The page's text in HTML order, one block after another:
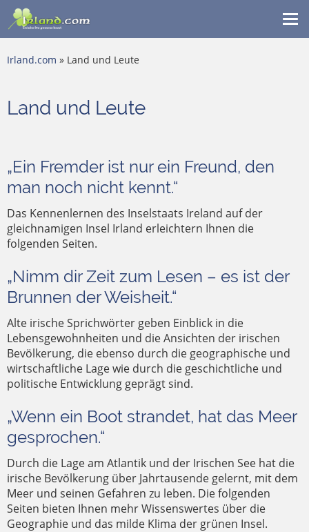
Irland.com » Land und Leute
Land und Leute
„Ein Fremder ist nur ein Freund, den
man noch nicht kennt.“
Das Kennenlernen des Inselstaats Ireland auf der
gleichnamigen Insel Irland erleichtern Ihnen die
folgenden Seiten.
„Nimm dir Zeit zum Lesen – es ist der
Brunnen der Weisheit.“
Alte irische Sprichwörter geben Einblick in die
Lebensgewohnheiten und die Ansichten der irischen
Bevölkerung, die ebenso durch die geographische und
wirtschaftliche Lage wie durch die geschichtliche und
politische Entwicklung geprägt sind.
„Wenn ein Boot strandet, hat das Meer
gesprochen.“
Durch die Lage am Atlantik und der Irischen See hat die
irische Bevölkerung über Jahrtausende gelernt, mit dem
Meer und seinen Gefahren zu leben. Die folgenden
Seiten bieten Ihnen mehr Wissenswertes über die
Geographie und das milde Klima der grünen Insel.